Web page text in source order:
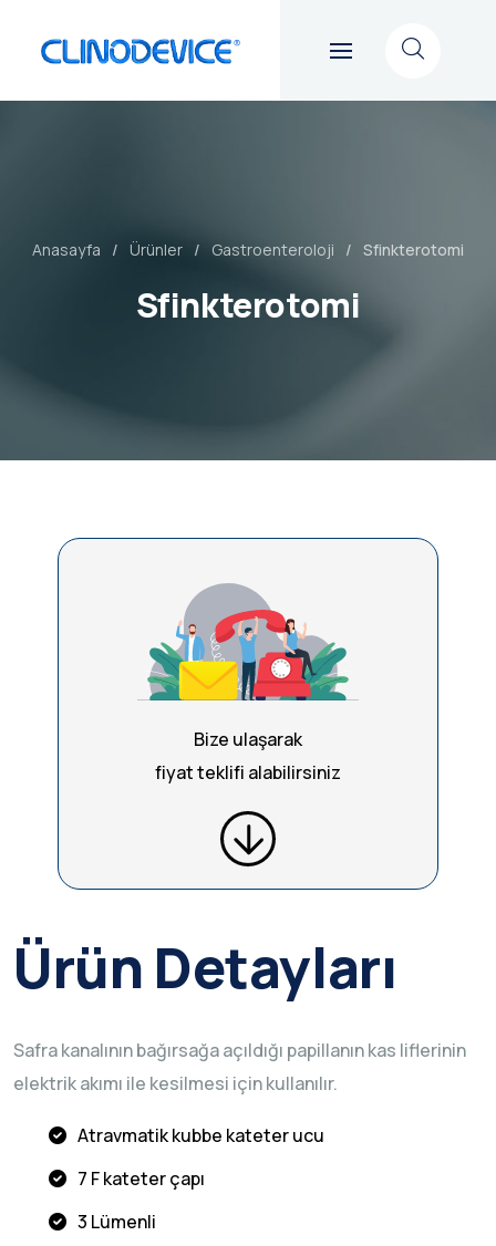
Anasayfa Ürünler Gastroenteroloji Sfinkterotomi
Sfinkterotomi
Bize ulaşarak
fiyat teklifi alabilirsiniz
Ürün Detayları
Safra kanalının bağırsağa açıldığı papillanın kas liflerinin
elektrik akımı ile kesilmesi için kullanılır.
Atravmatik kubbe kateter ucu
7 F kateter çapı
3 Lümenli